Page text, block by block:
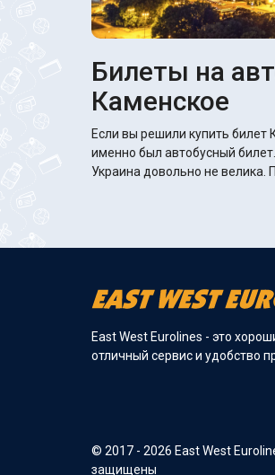
Билеты на
Каменское
Если вы решили купить билет
именно был автобусный
Украина довольно не велика.
East West Eurolines - это
отличный сервис и удобство
© 2017 - 2026 East West
защищены